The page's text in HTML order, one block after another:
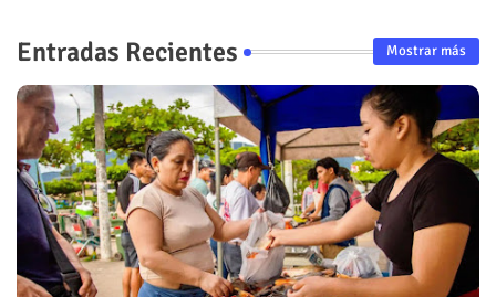
Entradas Recientes Mostrar más